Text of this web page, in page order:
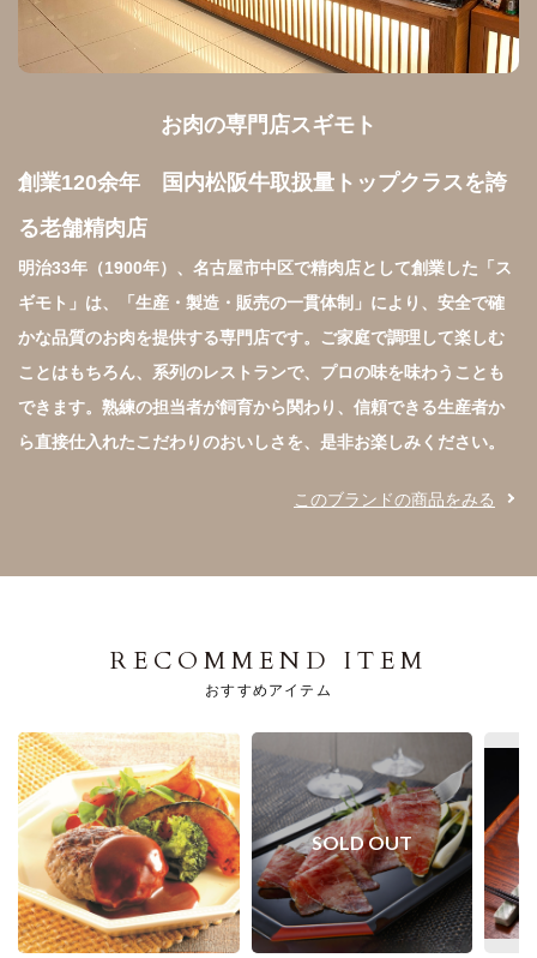
お肉の専門店スギモト
創業120余年　国内松阪牛取扱量トップクラスを誇
る老舗精肉店
明治33年（1900年）、名古屋市中区で精肉店として創業した「ス
ギモト」は、「生産・製造・販売の一貫体制」により、安全で確
かな品質のお肉を提供する専門店です。ご家庭で調理して楽しむ
ことはもちろん、系列のレストランで、プロの味を味わうことも
できます。熟練の担当者が飼育から関わり、信頼できる生産者か
ら直接仕入れたこだわりのおいしさを、是非お楽しみください。
このブランドの商品をみる
RECOMMEND ITEM
おすすめアイテム